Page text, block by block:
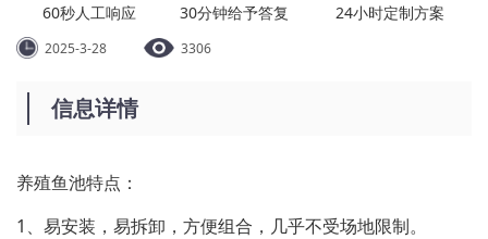
60秒人工响应 30分钟给予答复 24小时定制方案
2025-3-28 3306
信息详情
养殖鱼池特点：
1、易安装，易拆卸，方便组合，几乎不受场地限制。